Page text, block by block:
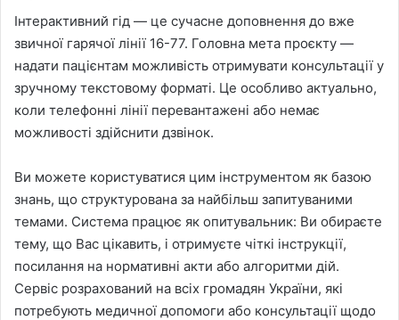
Інтерактивний гід — це сучасне доповнення до вже
звичної гарячої лінії 16-77. Головна мета проєкту —
надати пацієнтам можливість отримувати консультації у
зручному текстовому форматі. Це особливо актуально,
коли телефонні лінії перевантажені або немає
можливості здійснити дзвінок.
Ви можете користуватися цим інструментом як базою
знань, що структурована за найбільш запитуваними
темами. Система працює як опитувальник: Ви обираєте
тему, що Вас цікавить, і отримуєте чіткі інструкції,
посилання на нормативні акти або алгоритми дій.
Сервіс розрахований на всіх громадян України, які
потребують медичної допомоги або консультації щодо